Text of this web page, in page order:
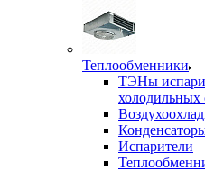
Теплообменники
ТЭНы
холодильных
Испарители